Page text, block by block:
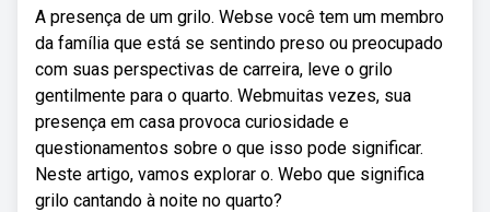
A presença de um grilo. Webse você tem um membro
da família que está se sentindo preso ou preocupado
com suas perspectivas de carreira, leve o grilo
gentilmente para o quarto. Webmuitas vezes, sua
presença em casa provoca curiosidade e
questionamentos sobre o que isso pode significar.
Neste artigo, vamos explorar o. Webo que significa
grilo cantando à noite no quarto?